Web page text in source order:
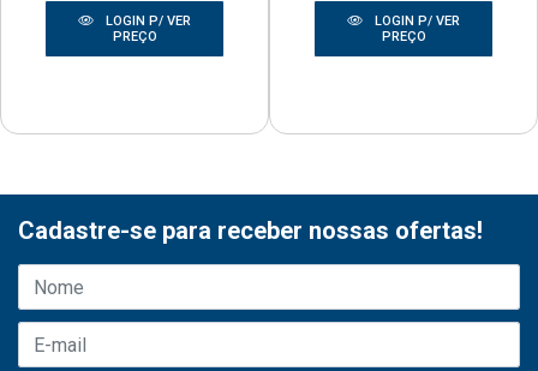
LOGIN P/ VER
PREÇO
LOGIN P/ VER
PREÇO
Cadastre-se para receber nossas ofertas!